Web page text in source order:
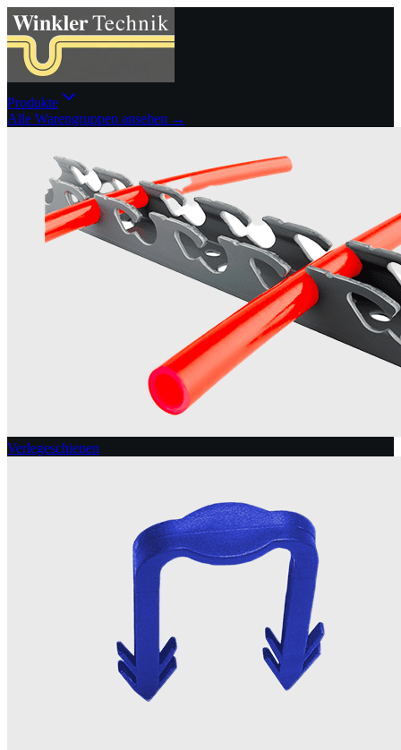
Produkte
Alle Warengruppen ansehen →
Verlegeschienen